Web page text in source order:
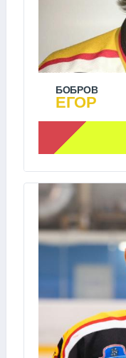
БОБРОВ
ЕГОР